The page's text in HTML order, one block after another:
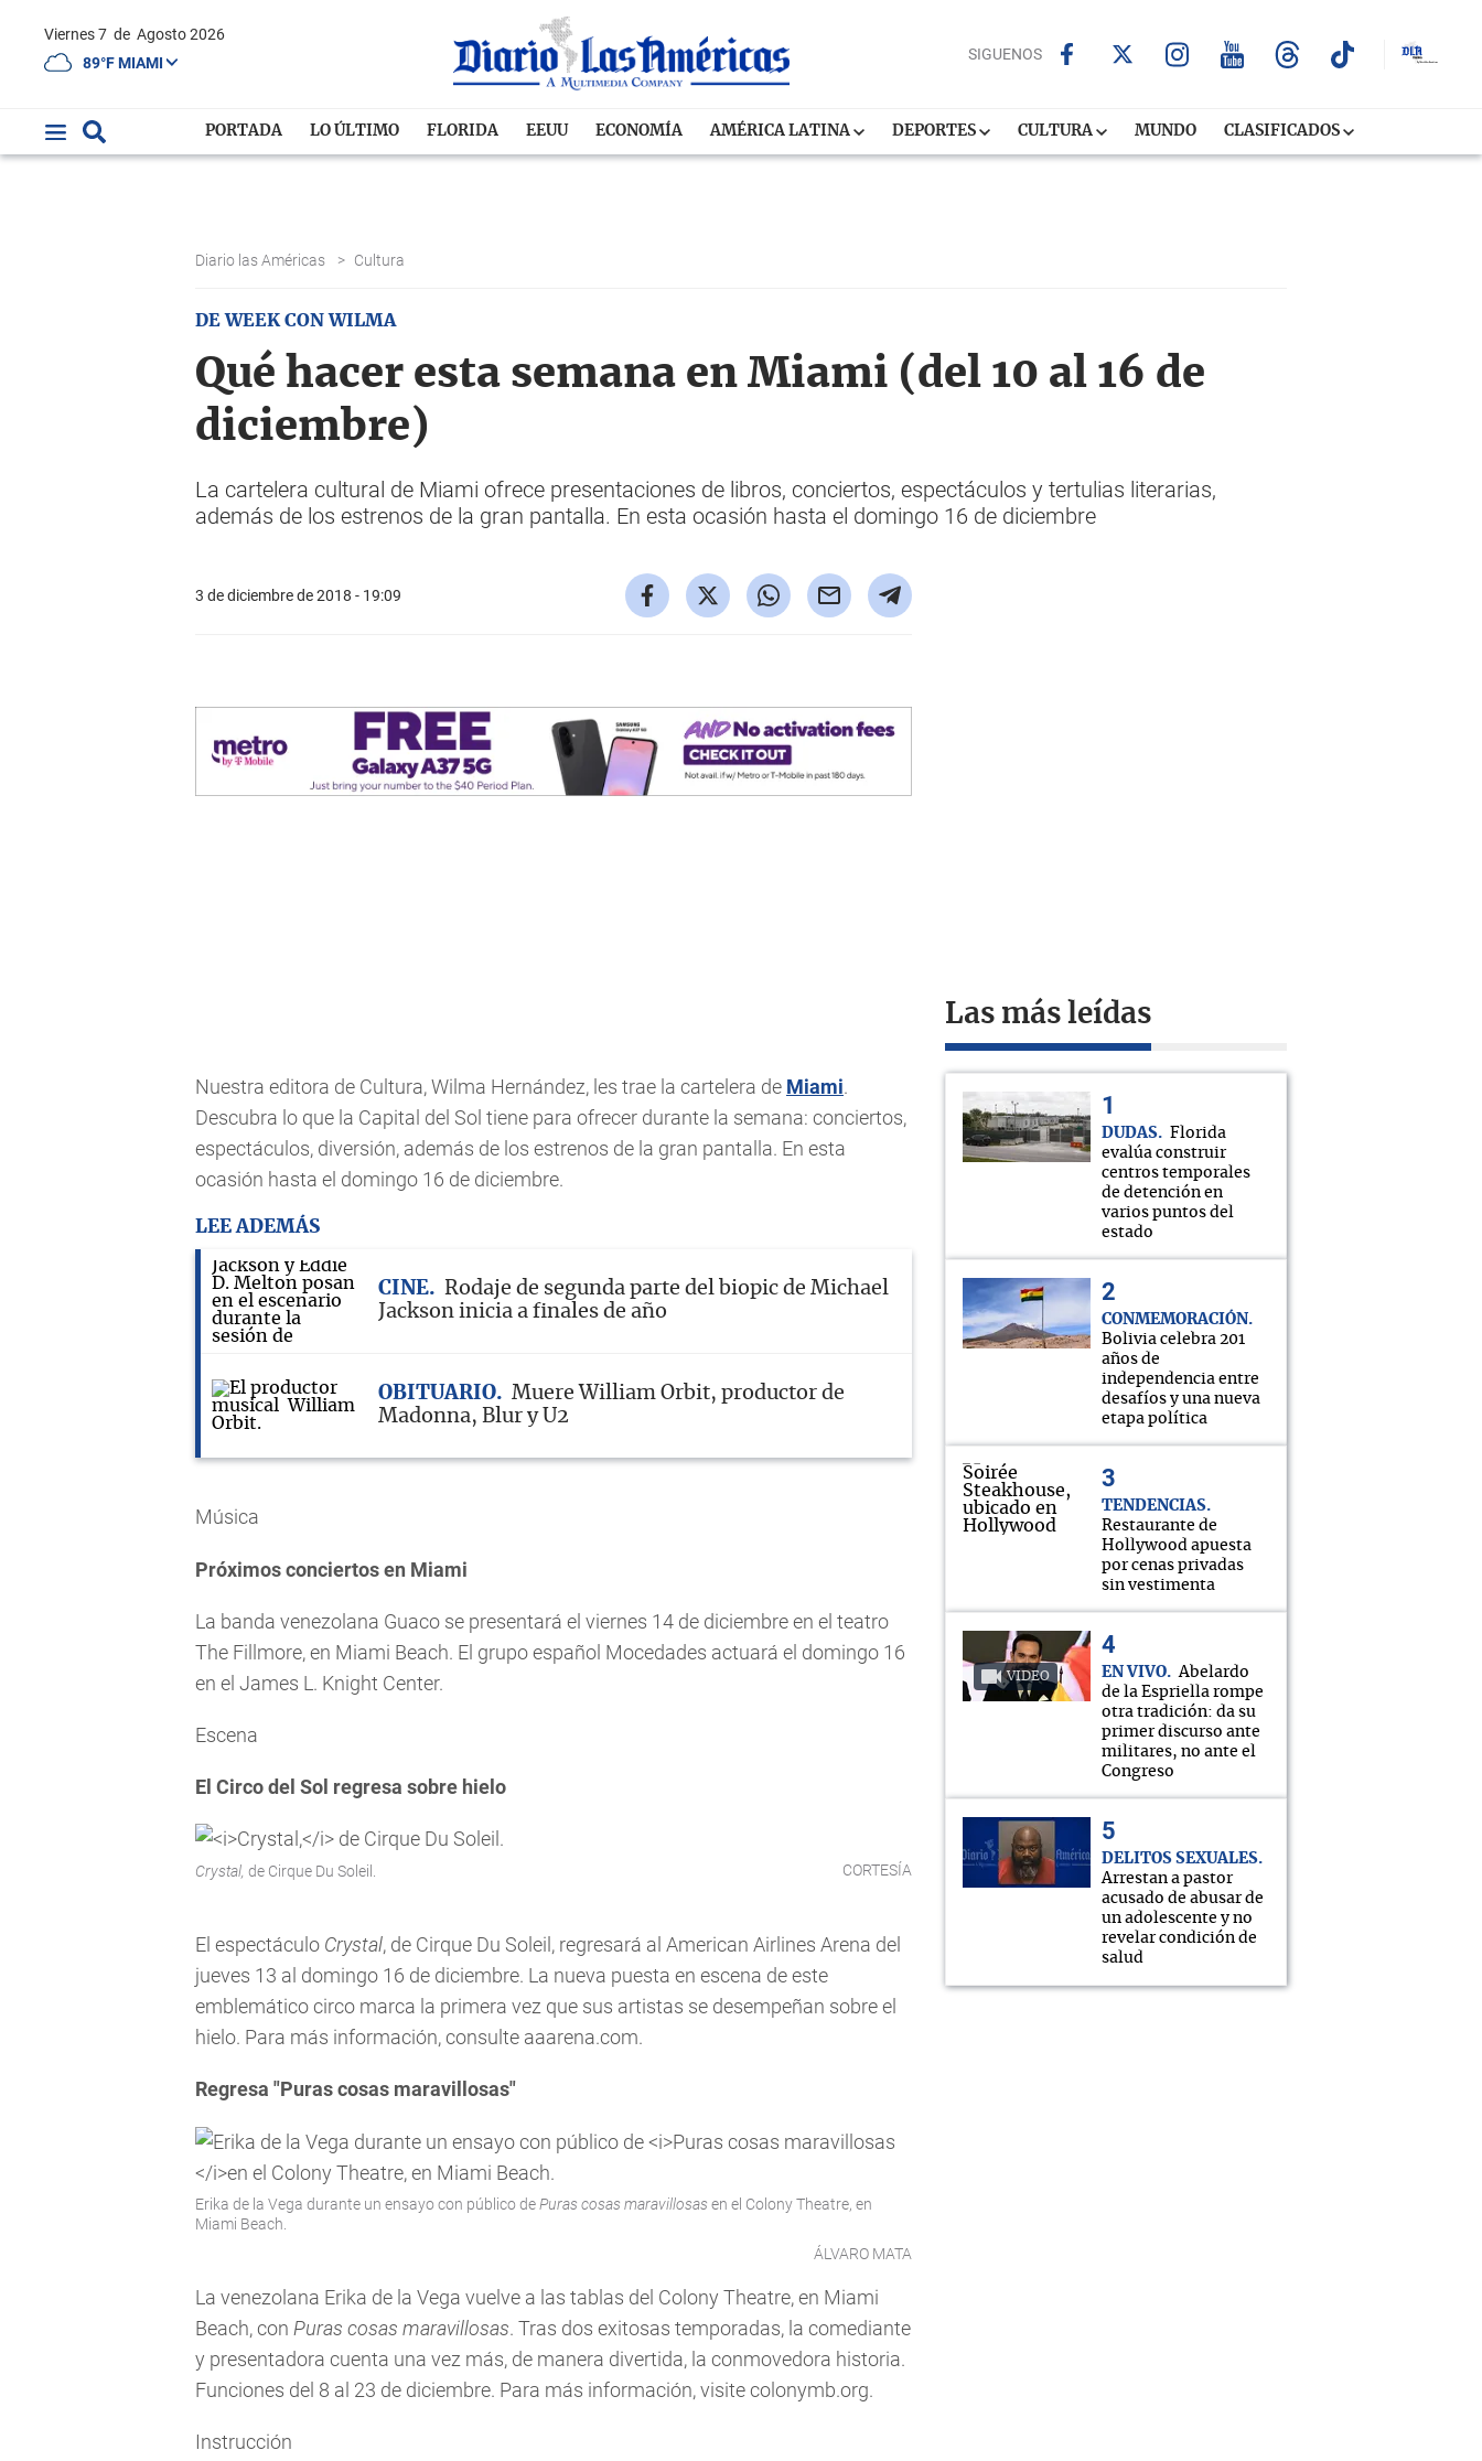
Viernes 7 de Agosto 2026
89°F MIAMI
SIGUENOS
PORTADA LO ÚLTIMO FLORIDA EEUU ECONOMÍA AMÉRICA LATINA DEPORTES CULTURA MUNDO CLASIFICADOS
Diario las Américas > Cultura
DE WEEK CON WILMA
Qué hacer esta semana en Miami (del 10 al 16 de
diciembre)
La cartelera cultural de Miami ofrece presentaciones de libros, conciertos, espectáculos y tertulias literarias,
además de los estrenos de la gran pantalla. En esta ocasión hasta el domingo 16 de diciembre
3 de diciembre de 2018 - 19:09
Nuestra editora de Cultura, Wilma Hernández, les trae la cartelera de Miami.
Descubra lo que la Capital del Sol tiene para ofrecer durante la semana: conciertos,
espectáculos, diversión, además de los estrenos de la gran pantalla. En esta
ocasión hasta el domingo 16 de diciembre.
LEE ADEMÁS
CINE
Rodaje de segunda parte del biopic de Michael
Jackson inicia a finales de año
OBITUARIO
Muere William Orbit, productor de
Madonna, Blur y U2
Música
Próximos conciertos en Miami
La banda venezolana Guaco se presentará el viernes 14 de diciembre en el teatro
The Fillmore, en Miami Beach. El grupo español Mocedades actuará el domingo 16
en el James L. Knight Center.
Escena
El Circo del Sol regresa sobre hielo
Crystal, de Cirque Du Soleil. CORTESÍA
El espectáculo Crystal, de Cirque Du Soleil, regresará al American Airlines Arena del
jueves 13 al domingo 16 de diciembre. La nueva puesta en escena de este
emblemático circo marca la primera vez que sus artistas se desempeñan sobre el
hielo. Para más información, consulte aaarena.com.
Regresa "Puras cosas maravillosas"
Erika de la Vega durante un ensayo con público dePuras cosas maravillosas en el Colony Theatre, en
Miami Beach.
ÁLVARO MATA
La venezolana Erika de la Vega vuelve a las tablas del Colony Theatre, en Miami
Beach, con Puras cosas maravillosas. Tras dos exitosas temporadas, la comediante
y presentadora cuenta una vez más, de manera divertida, la conmovedora historia.
Funciones del 8 al 23 de diciembre. Para más información, visite colonymb.org.
Instrucción
Las más leídas
DUDAS
Florida
evalúa construir
centros temporales
de detención en
varios puntos del
estado
CONMEMORACIÓN
Bolivia celebra 201
años de
independencia entre
desafíos y una nueva
etapa política
TENDENCIAS
Restaurante de
Hollywood apuesta
por cenas privadas
sin vestimenta
VIDEO EN VIVO
Abelardo
de la Espriella rompe
otra tradición: da su
primer discurso ante
militares, no ante el
Congreso
DELITOS SEXUALES
Arrestan a pastor
acusado de abusar de
un adolescente y no
revelar condición de
salud